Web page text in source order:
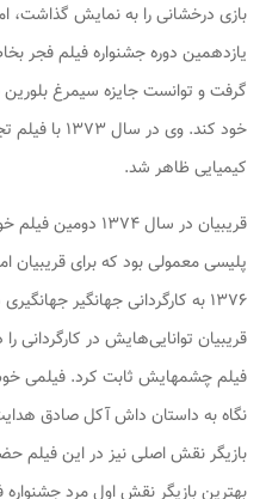
بازی درخشانی را به نمایش گذاشت،
گرفت و توانست جایزه سیمرغ بلورین
خود کند. وی
کیمیایی ظاهر شد.
قریبیان در سال
پلیسی معمولی بود که برای
۱۳۷۶ به کارگردانی جهانگیر
فیلم چشمهایش ثابت کرد. فیلمی
نگاه به داستان داش آکل صادق
بازیگر نقش اصلی نیز در این فیلم
بهترین بازیگر نقش اول مرد جشنواره فیلم